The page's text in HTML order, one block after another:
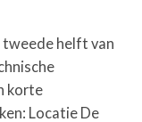
tweede helft van
korte
Locatie De